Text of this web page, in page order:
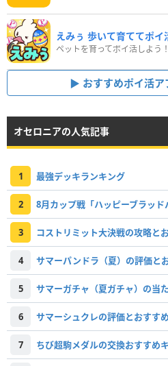
えみぅ 歩いて育ててポイ
おすすめポイ活
オセロニアの人気記事
1 最強デッキランキング
2
3 コストリミット大決戦の攻略と
4 サマーパンドラ（夏）の評価と
5 サマーガチャ（夏ガチャ）の当
6 サマーシュクレの評価とおすす
7 ちび超駒メダルの交換おすすめ